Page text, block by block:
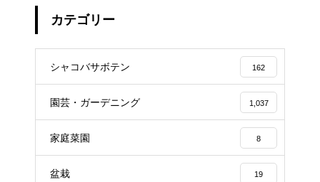
カテゴリー
シャコバサボテン 162
園芸・ガーデニング 1,037
家庭菜園 8
盆栽 19